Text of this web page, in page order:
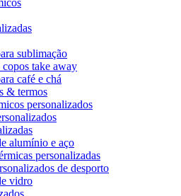
sublimação
copos take away
café e chá
& termos
personalizados
alumínio e aço
personalizadas
de desporto
vidro